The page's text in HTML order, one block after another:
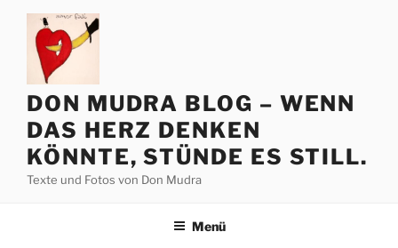
Zum
springen
DON MUDRA BLOG – WENN
DAS HERZ DENKEN
KÖNNTE, STÜNDE ES STILL.
Texte und Fotos von Don Mudra
Menü